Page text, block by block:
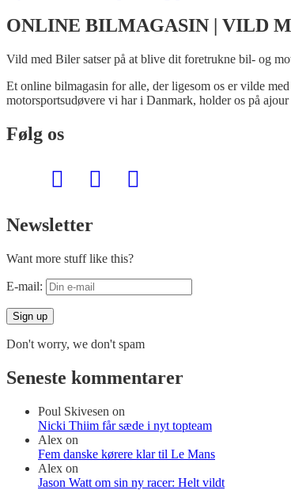
ONLINE BILMAGASIN | VILD
Vild med Biler satser på at blive dit foretrukne bil- og
Et online bilmagasin for alle, der ligesom os er vilde
motorsportsudøvere vi har i Danmark, holder os på
Følg os
Newsletter
Want more stuff like this?
E-mail:
Don't worry, we don't spam
Seneste kommentarer
Poul Skivesen on
Nicki Thiim får sæde i nyt topteam
Alex on
Fem danske kørere klar til Le Mans
Alex on
Jason Watt om sin ny racer: Helt vildt